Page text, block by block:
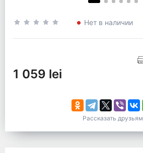
Нет в наличии
1 059 lei
Рассказать друзьям